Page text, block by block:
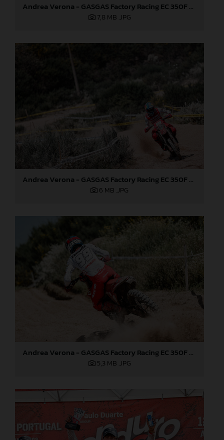
Andrea Verona - GASGAS Factory Racing EC 350F - EnduroGP of Portugal
7,8 MB .JPG
Andrea Verona - GASGAS Factory Racing EC 350F - EnduroGP of Portugal
6 MB .JPG
Andrea Verona - GASGAS Factory Racing EC 350F - EnduroGP of Portugal
5,3 MB .JPG